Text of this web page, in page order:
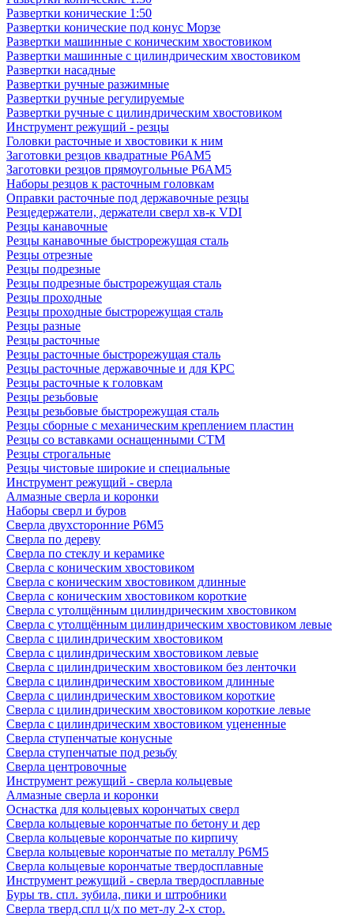
Развертки конические 1:50
Развертки конические под конус Морзе
Развертки машинные с коническим хвостовиком
Развертки машинные с цилиндрическим хвостовиком
Развертки насадные
Развертки ручные разжимные
Развертки ручные регулируемые
Развертки ручные с цилиндрическим хвостовиком
Инструмент режущий - резцы
Головки расточные и хвостовики к ним
Заготовки резцов квадратные Р6АМ5
Заготовки резцов прямоугольные Р6АМ5
Наборы резцов к расточным головкам
Оправки расточные под державочные резцы
Резцедержатели, держатели сверл хв-к VDI
Резцы канавочные
Резцы канавочные быстрорежущая сталь
Резцы отрезные
Резцы подрезные
Резцы подрезные быстрорежущая сталь
Резцы проходные
Резцы проходные быстрорежущая сталь
Резцы разные
Резцы расточные
Резцы расточные быстрорежущая сталь
Резцы расточные державочные и для КРС
Резцы расточные к головкам
Резцы резьбовые
Резцы резьбовые быстрорежущая сталь
Резцы сборные с механическим креплением пластин
Резцы со вставками оснащенными СТМ
Резцы строгальные
Резцы чистовые широкие и специальные
Инструмент режущий - сверла
Алмазные сверла и коронки
Наборы сверл и буров
Сверла двухсторонние Р6М5
Сверла по дереву
Сверла по стеклу и керамике
Сверла с коническим хвостовиком
Сверла с коническим хвостовиком длинные
Сверла с коническим хвостовиком короткие
Сверла с утолщённым цилиндрическим хвостовиком
Сверла с утолщённым цилиндрическим хвостовиком левые
Сверла с цилиндрическим хвостовиком
Сверла с цилиндрическим хвостовиком левые
Сверла с цилиндрическим хвостовиком без ленточки
Сверла с цилиндрическим хвостовиком длинные
Сверла с цилиндрическим хвостовиком короткие
Сверла с цилиндрическим хвостовиком короткие левые
Сверла с цилиндрическим хвостовиком уцененные
Сверла ступенчатые конусные
Сверла ступенчатые под резьбу
Сверла центровочные
Инструмент режущий - сверла кольцевые
Алмазные сверла и коронки
Оснастка для кольцевых корончатых сверл
Сверла кольцевые корончатые по бетону и дер
Сверла кольцевые корончатые по кирпичу
Сверла кольцевые корончатые по металлу Р6М5
Сверла кольцевые корончатые твердосплавные
Инструмент режущий - сверла твердосплавные
Буры тв. спл. зубила, пики и штробники
Сверла тверд.спл ц/х по мет-лу 2-х стор.